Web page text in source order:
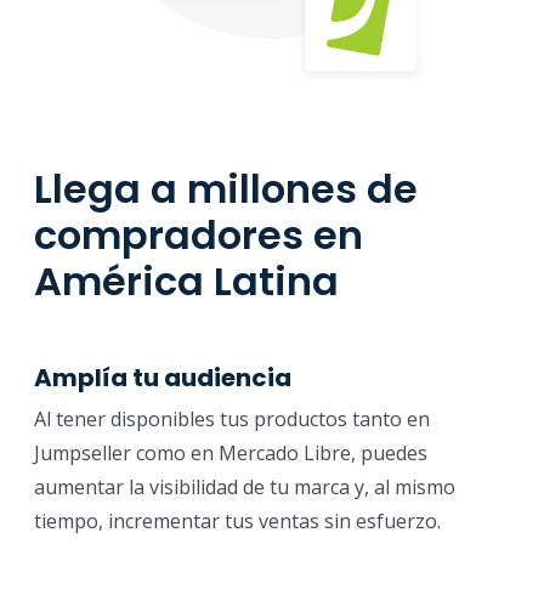
Llega a millones de
compradores en
América Latina
Amplía tu audiencia
Al tener disponibles tus productos tanto en
Jumpseller como en Mercado Libre, puedes
aumentar la visibilidad de tu marca y, al mismo
tiempo, incrementar tus ventas sin esfuerzo.